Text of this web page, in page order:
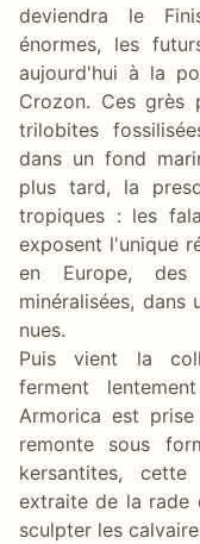
deviendra le
énormes, les
aujourd'hui à la
Crozon. Ces grès
trilobites
dans un fond
plus tard, la
tropiques : les
exposent l'unique
en Europe, des
minéralisées,
nues.
Puis vient la
ferment
Armorica est
remonte sous
kersantites,
extraite de la rade
sculpter les